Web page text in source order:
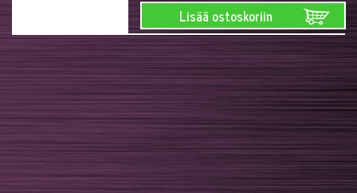
Lisää ostoskoriin